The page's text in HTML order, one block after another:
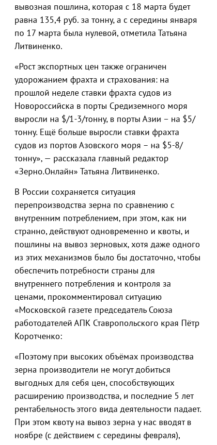
вывозная пошлина, которая с 18 марта будет
равна 135,4 руб. за тонну, а с середины января
по 17 марта была нулевой, отметила Татьяна
Литвиненко.
«Рост экспортных цен также ограничен
удорожанием фрахта и страхования: на
прошлой неделе ставки фрахта судов из
Новороссийска в порты Средиземного моря
выросли на $/1-3/тонну, в порты Азии – на $5/
тонну. Ещё больше выросли ставки фрахта
судов из портов Азовского моря – на $5-8/
тонну», — рассказала главный редактор
«Зерно.Онлайн» Татьяна Литвиненко.
В России сохраняется ситуация
перепроизводства зерна по сравнению с
внутренним потреблением, при этом, как ни
странно, действуют одновременно и квоты, и
пошлины на вывоз зерновых, хотя даже одного
из этих механизмов было бы достаточно, чтобы
обеспечить потребности страны для
внутреннего потребления и контроля за
ценами, прокомментировал ситуацию
«Московской газете председатель Союза
работодателей АПК Ставропольского края Пётр
Коротченко:
«Поэтому при высоких объёмах производства
зерна производители не могут добиться
выгодных для себя цен, способствующих
расширению производства, и последние 5 лет
рентабельность этого вида деятельности падает.
При этом квоту на вывоз зерна у нас вводят в
ноябре (с действием с середины февраля),